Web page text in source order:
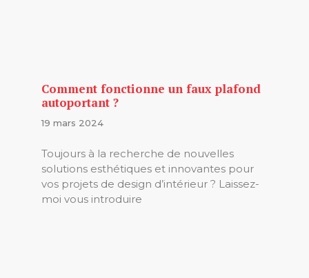
Comment fonctionne un faux plafond
autoportant ?
19 mars 2024
Toujours à la recherche de nouvelles
solutions esthétiques et innovantes pour
vos projets de design d’intérieur ? Laissez-
moi vous introduire